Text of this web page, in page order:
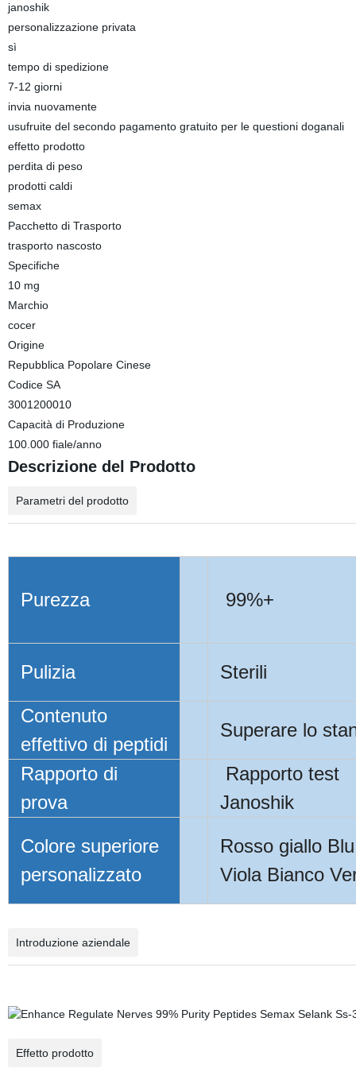
janoshik
personalizzazione privata
sì
tempo di spedizione
7-12 giorni
invia nuovamente
usufruite del secondo pagamento gratuito per le questioni doganali
effetto prodotto
perdita di peso
prodotti caldi
semax
Pacchetto di Trasporto
trasporto nascosto
Specifiche
10 mg
Marchio
cocer
Origine
Repubblica Popolare Cinese
Codice SA
3001200010
Capacità di Produzione
100.000 fiale/anno
Descrizione del Prodotto
Parametri del prodotto
Purezza 99%+
Pulizia Sterili
Contenuto
effettivo di peptidi
Superare lo
Rapporto di
prova
Rapporto test
Janoshik
Colore superiore
personalizzato
Rosso giallo
Viola Bianco
Introduzione aziendale
Effetto prodotto